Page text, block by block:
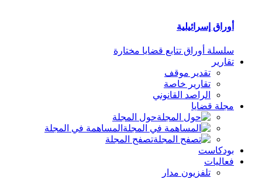
أوراق إسرائيلية
سلسلة أوراق تتابع قضايا مختارة
تقارير
تقدير موقف
تقارير خاصة
الراصد القانوني
مجلة قضايا
حول المجلة
المساهمة في المجلة
تصفح المجلة
بودكاست
فعاليات
تلفزيون مدار